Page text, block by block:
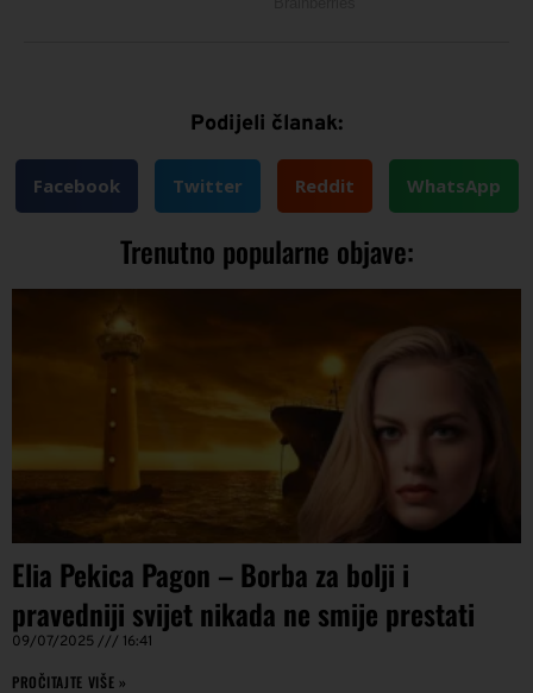
Podijeli članak:
Facebook Twitter Reddit WhatsApp
Trenutno popularne objave:
Elia Pekica Pagon – Borba za bolji i
pravedniji svijet nikada ne smije prestati
09/07/2025 16:41
PROČITAJTE VIŠE »